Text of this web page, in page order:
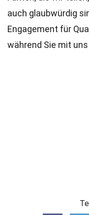
auch glaubwürdig
Engagement für
während Sie mit